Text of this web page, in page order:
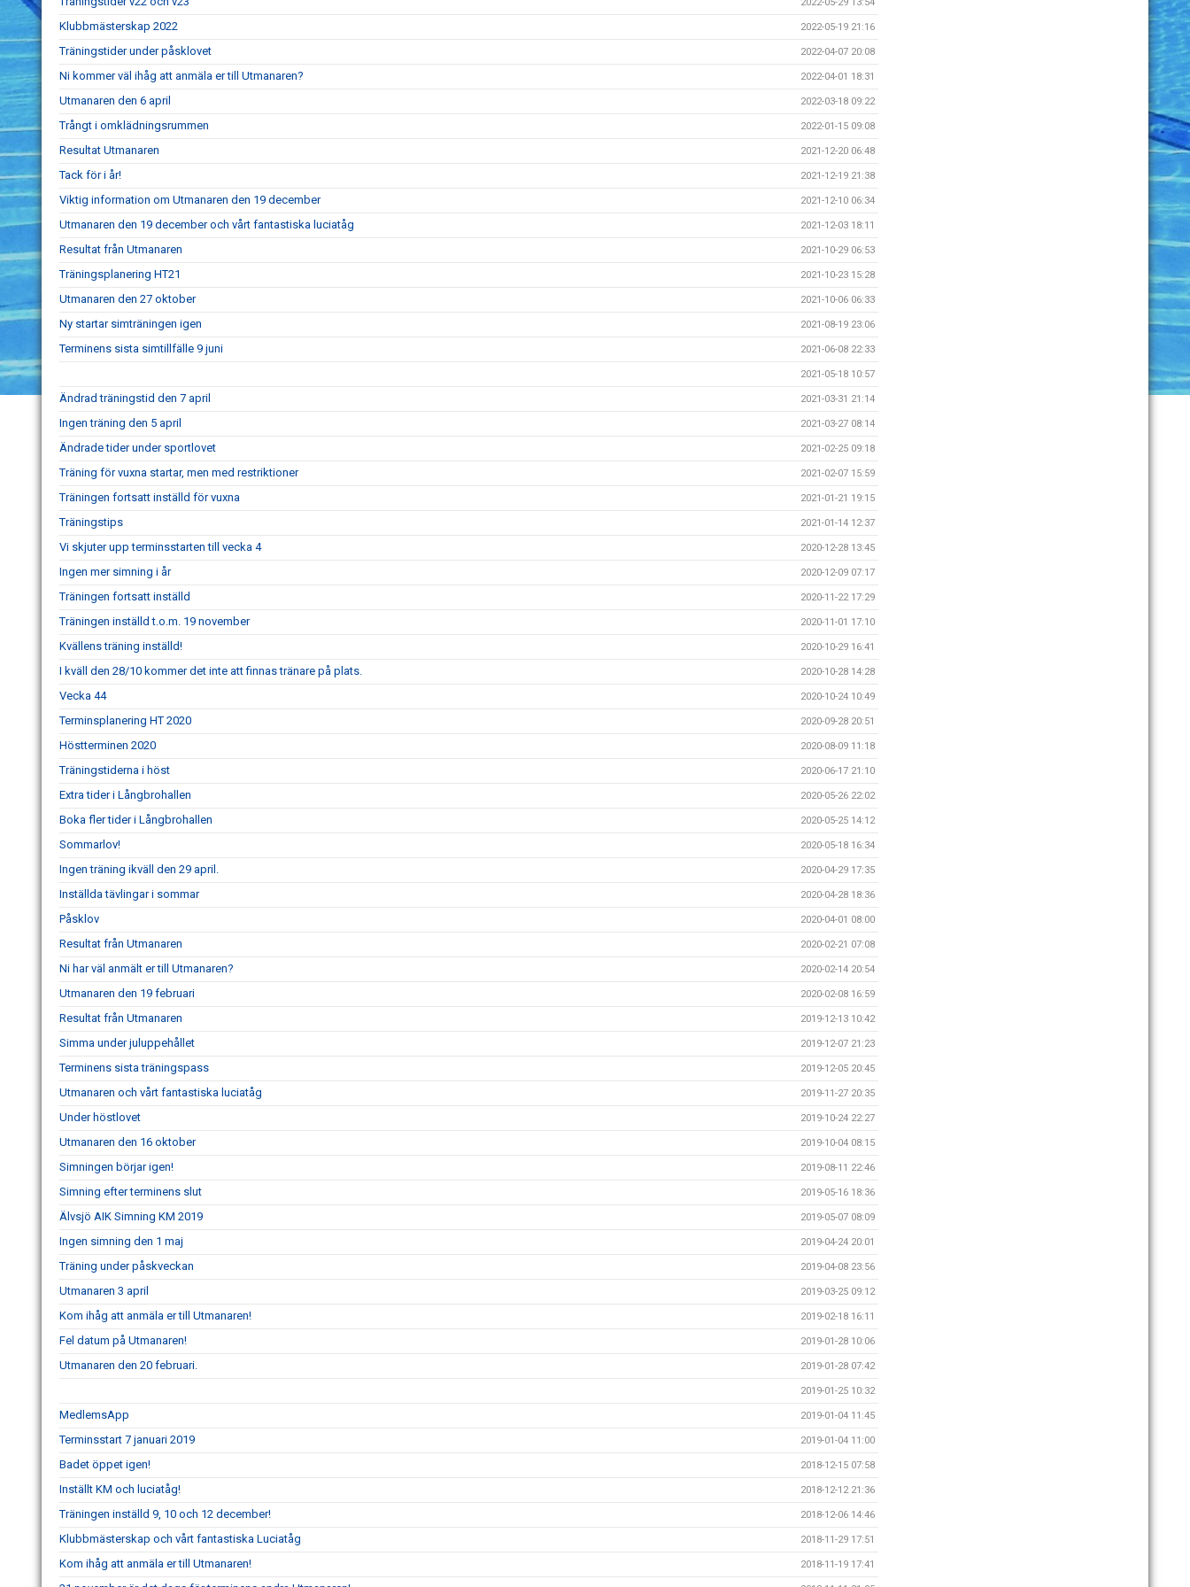
Klubbmästerskap 2022 2022-05-19 21:16
Träningstider under påsklovet 2022-04-07 20:08
Ni kommer väl ihåg att anmäla er till Utmanaren? 2022-04-01 18:31
Utmanaren den 6 april 2022-03-18 09:22
Trångt i omklädningsrummen 2022-01-15 09:08
Resultat Utmanaren 2021-12-20 06:48
Tack för i år! 2021-12-19 21:38
Viktig information om Utmanaren den 19 december 2021-12-10 06:34
Utmanaren den 19 december och vårt fantastiska luciatåg 2021-12-03 18:11
Resultat från Utmanaren 2021-10-29 06:53
Träningsplanering HT21 2021-10-23 15:28
Utmanaren den 27 oktober 2021-10-06 06:33
Ny startar simträningen igen 2021-08-19 23:06
Terminens sista simtillfälle 9 juni 2021-06-08 22:33
2021-05-18 10:57
Ändrad träningstid den 7 april 2021-03-31 21:14
Ingen träning den 5 april 2021-03-27 08:14
Ändrade tider under sportlovet 2021-02-25 09:18
Träning för vuxna startar, men med restriktioner 2021-02-07 15:59
Träningen fortsatt inställd för vuxna 2021-01-21 19:15
Träningstips 2021-01-14 12:37
Vi skjuter upp terminsstarten till vecka 4 2020-12-28 13:45
Ingen mer simning i år 2020-12-09 07:17
Träningen fortsatt inställd 2020-11-22 17:29
Träningen inställd t.o.m. 19 november 2020-11-01 17:10
Kvällens träning inställd! 2020-10-29 16:41
I kväll den 28/10 kommer det inte att finnas tränare på plats. 2020-10-28 14:28
Vecka 44 2020-10-24 10:49
Terminsplanering HT 2020 2020-09-28 20:51
Höstterminen 2020 2020-08-09 11:18
Träningstiderna i höst 2020-06-17 21:10
Extra tider i Långbrohallen 2020-05-26 22:02
Boka fler tider i Långbrohallen 2020-05-25 14:12
Sommarlov! 2020-05-18 16:34
Ingen träning ikväll den 29 april. 2020-04-29 17:35
Inställda tävlingar i sommar 2020-04-28 18:36
Påsklov 2020-04-01 08:00
Resultat från Utmanaren 2020-02-21 07:08
Ni har väl anmält er till Utmanaren? 2020-02-14 20:54
Utmanaren den 19 februari 2020-02-08 16:59
Resultat från Utmanaren 2019-12-13 10:42
Simma under juluppehållet 2019-12-07 21:23
Terminens sista träningspass 2019-12-05 20:45
Utmanaren och vårt fantastiska luciatåg 2019-11-27 20:35
Under höstlovet 2019-10-24 22:27
Utmanaren den 16 oktober 2019-10-04 08:15
Simningen börjar igen! 2019-08-11 22:46
Simning efter terminens slut 2019-05-16 18:36
Älvsjö AIK Simning KM 2019 2019-05-07 08:09
Ingen simning den 1 maj 2019-04-24 20:01
Träning under påskveckan 2019-04-08 23:56
Utmanaren 3 april 2019-03-25 09:12
Kom ihåg att anmäla er till Utmanaren! 2019-02-18 16:11
Fel datum på Utmanaren! 2019-01-28 10:06
Utmanaren den 20 februari. 2019-01-28 07:42
2019-01-25 10:32
MedlemsApp 2019-01-04 11:45
Terminsstart 7 januari 2019 2019-01-04 11:00
Badet öppet igen! 2018-12-15 07:58
Inställt KM och luciatåg! 2018-12-12 21:36
Träningen inställd 9, 10 och 12 december! 2018-12-06 14:46
Klubbmästerskap och vårt fantastiska Luciatåg 2018-11-29 17:51
Kom ihåg att anmäla er till Utmanaren! 2018-11-19 17:41